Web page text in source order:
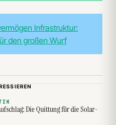
Infrastruktur:
den großen Wurf
Die Quittung für die Solar-